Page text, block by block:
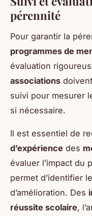
pérennité
Pour garantir la
programmes de
évaluation
associations
suivi pour mesurer
si nécessaire.
Il est essentiel de
d’expérience des
évaluer l’impact du
permet d’identifier
d’amélioration. Des
réussite scolaire,